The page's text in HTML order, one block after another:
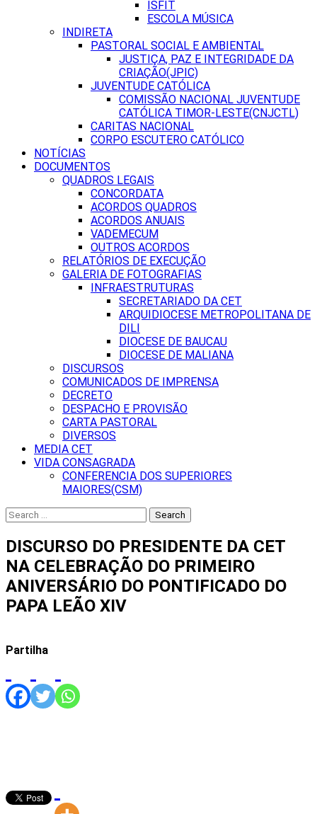
ISFIT
ESCOLA MÚSICA
INDIRETA
PASTORAL SOCIAL E AMBIENTAL
JUSTIÇA, PAZ E INTEGRIDADE DA
CRIAÇÃO(JPIC)
JUVENTUDE CATÓLICA
COMISSÃO NACIONAL JUVENTUDE
CATÓLICA TIMOR-LESTE(CNJCTL)
CARITAS NACIONAL
CORPO ESCUTERO CATÓLICO
NOTÍCIAS
DOCUMENTOS
QUADROS LEGAIS
CONCORDATA
ACORDOS QUADROS
ACORDOS ANUAIS
VADEMECUM
OUTROS ACORDOS
RELATÓRIOS DE EXECUÇÃO
GALERIA DE FOTOGRAFIAS
INFRAESTRUTURAS
SECRETARIADO DA CET
ARQUIDIOCESE METROPOLITANA DE
DILI
DIOCESE DE BAUCAU
DIOCESE DE MALIANA
DISCURSOS
COMUNICADOS DE IMPRENSA
DECRETO
DESPACHO E PROVISÃO
CARTA PASTORAL
DIVERSOS
MEDIA CET
VIDA CONSAGRADA
CONFERENCIA DOS SUPERIORES
MAIORES(CSM)
Search
for:
DISCURSO DO PRESIDENTE DA CET
NA CELEBRAÇÃO DO PRIMEIRO
ANIVERSÁRIO DO PONTIFICADO DO
PAPA LEÃO XIV
Partilha